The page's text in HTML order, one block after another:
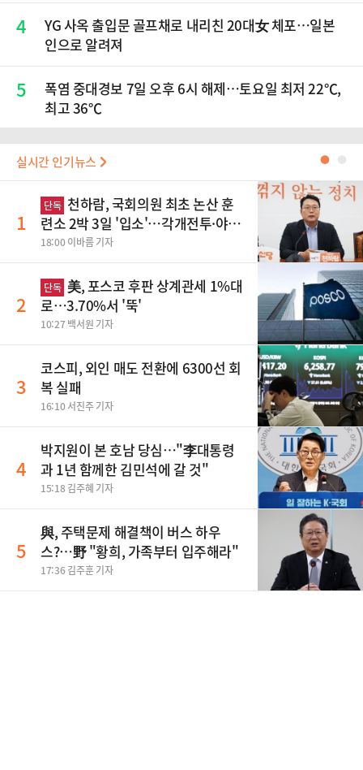
4
YG 사옥 출입문 골프채로 내리친 20대女 체포…일본
인으로 알려져
5
폭염 중대경보 7일 오후 6시 해제…토요일 최저 22℃,
최고 36℃
실시간 인기뉴스 ●
1
단독 천하람, 국회의원 최초 논산 훈
련소 2박 3일 '입소'…각개전투·야간
행군 한다
18:00 이바름 기자
2
단독 美, 포스코 후판 상계관세 1%대
로…3.70%서 '뚝'
10:27 백서원 기자
3
코스피, 외인 매도 전환에 6300선 회
복 실패
16:10 서진주 기자
4
박지원이 본 호남 당심…"李대통령
과 1년 함께한 김민석에 갈 것"
15:18 김주혜 기자
5
與, 주택문제 해결책이 버스 하우
스?…野 "황희, 가족부터 입주해라"
17:36 김주훈 기자